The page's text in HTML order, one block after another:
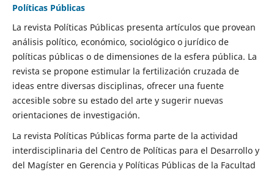
Políticas Públicas
La revista Políticas Públicas presenta artículos que provean
análisis político, económico, sociológico o jurídico de
políticas públicas o de dimensiones de la esfera pública. La
revista se propone estimular la fertilización cruzada de
ideas entre diversas disciplinas, ofrecer una fuente
accesible sobre su estado del arte y sugerir nuevas
orientaciones de investigación.
La revista Políticas Públicas forma parte de la actividad
interdisciplinaria del Centro de Políticas para el Desarrollo y
del Magíster en Gerencia y Políticas Públicas de la Facultad